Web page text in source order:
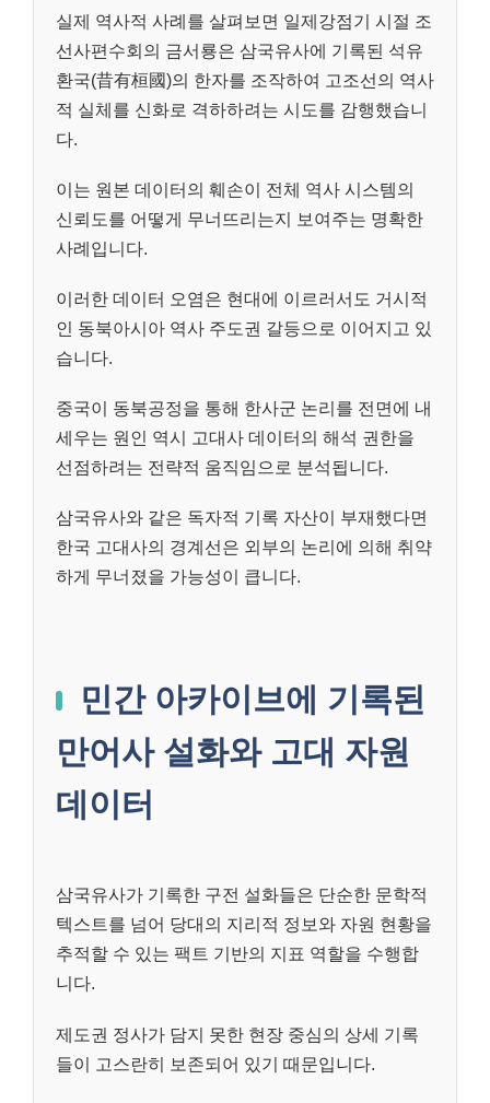
실제 역사적 사례를 살펴보면 일제강점기 시절 조
선사편수회의 금서룡은 삼국유사에 기록된 석유
환국(昔有桓國)의 한자를 조작하여 고조선의 역사
적 실체를 신화로 격하하려는 시도를 감행했습니
다.
이는 원본 데이터의 훼손이 전체 역사 시스템의
신뢰도를 어떻게 무너뜨리는지 보여주는 명확한
사례입니다.
이러한 데이터 오염은 현대에 이르러서도 거시적
인 동북아시아 역사 주도권 갈등으로 이어지고 있
습니다.
중국이 동북공정을 통해 한사군 논리를 전면에 내
세우는 원인 역시 고대사 데이터의 해석 권한을
선점하려는 전략적 움직임으로 분석됩니다.
삼국유사와 같은 독자적 기록 자산이 부재했다면
한국 고대사의 경계선은 외부의 논리에 의해 취약
하게 무너졌을 가능성이 큽니다.
민간 아카이브에 기록된
만어사 설화와 고대 자원
데이터
삼국유사가 기록한 구전 설화들은 단순한 문학적
텍스트를 넘어 당대의 지리적 정보와 자원 현황을
추적할 수 있는 팩트 기반의 지표 역할을 수행합
니다.
제도권 정사가 담지 못한 현장 중심의 상세 기록
들이 고스란히 보존되어 있기 때문입니다.